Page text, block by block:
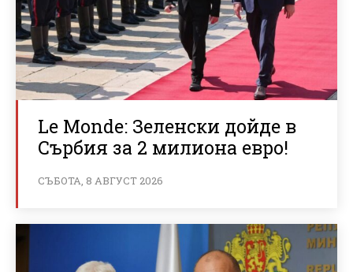
Le Monde: Зеленски дойде в
Сърбия за 2 милиона евро!
СЪБОТА, 8 АВГУСТ 2026